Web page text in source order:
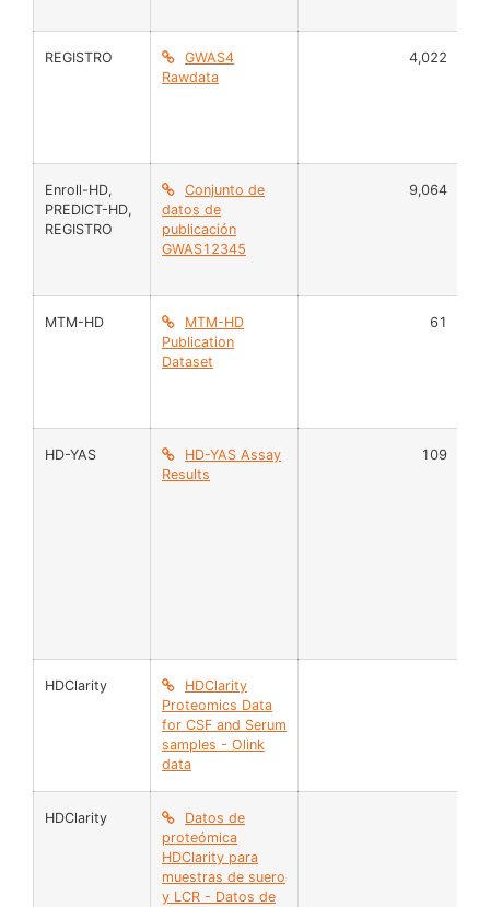
REGISTRO
GWAS4
Rawdata
4,022
Enroll-HD,
PREDICT-HD,
REGISTRO
Conjunto de
datos de
publicación
GWAS12345
9,064
MTM-HD
MTM-HD
Publication
Dataset
61
HD-YAS
HD-YAS Assay
Results
109
HDClarity
HDClarity
Proteomics Data
for CSF and Serum
samples - Olink
data
HDClarity
Datos de
proteómica
HDClarity para
muestras de suero
y LCR - Datos de